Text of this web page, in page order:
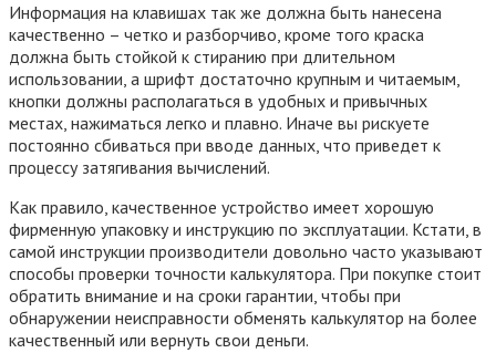
Информация на клавишах так же должна быть нанесена
качественно – четко и разборчиво, кроме того краска
должна быть стойкой к стиранию при длительном
использовании, а шрифт достаточно крупным и читаемым,
кнопки должны располагаться в удобных и привычных
местах, нажиматься легко и плавно. Иначе вы рискуете
постоянно сбиваться при вводе данных, что приведет к
процессу затягивания вычислений.
Как правило, качественное устройство имеет хорошую
фирменную упаковку и инструкцию по эксплуатации. Кстати, в
самой инструкции производители довольно часто указывают
способы проверки точности калькулятора. При покупке стоит
обратить внимание и на сроки гарантии, чтобы при
обнаружении неисправности обменять калькулятор на более
качественный или вернуть свои деньги.